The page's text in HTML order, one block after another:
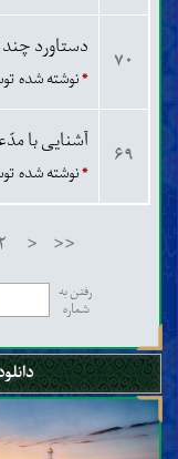
۷۰ دستاورد
*نوشته شده
۶۹ آشنایی با مدّعیان
*نوشته شده
<<
<
رفتن به
شماره